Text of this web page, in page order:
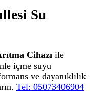
Su
Cihazı ile
içme suyu
ve dayanıklılık
Tel: 05073406904